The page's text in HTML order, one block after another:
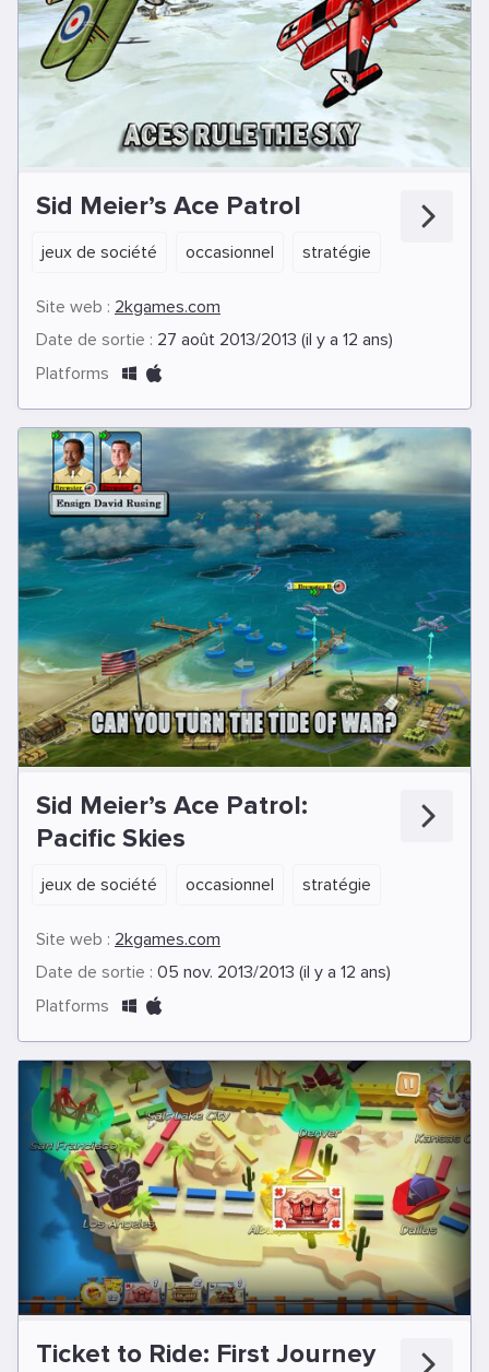
Sid Meier’s Ace Patrol
jeux de société occasionnel stratégie
Site web : 2kgames.com
Date de sortie : 27 août 2013/2013 (il y a 12 ans)
Platforms
Sid Meier’s Ace Patrol:
Pacific Skies
jeux de société occasionnel stratégie
Site web : 2kgames.com
Date de sortie : 05 nov. 2013/2013 (il y a 12 ans)
Platforms
Ticket to Ride: First Journey